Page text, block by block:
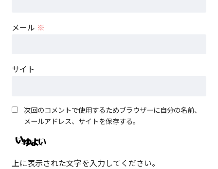
メール ※
サイト
次回のコメントで使用するためブラウザーに自分の名前、
メールアドレス、サイトを保存する。
上に表示された文字を入力してください。